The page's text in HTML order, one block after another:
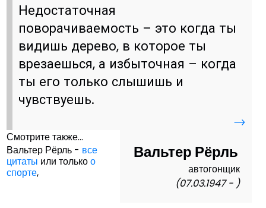
Недостаточная
поворачиваемость – это когда ты
видишь дерево, в которое ты
врезаешься, а избыточная – когда
ты его только слышишь и
чувствуешь.
→
Вальтер Рёрль
автогонщик
(07.03.1947 - )
Смотрите также...
Вальтер Рёрль - все
цитаты или толькоо
спорте,